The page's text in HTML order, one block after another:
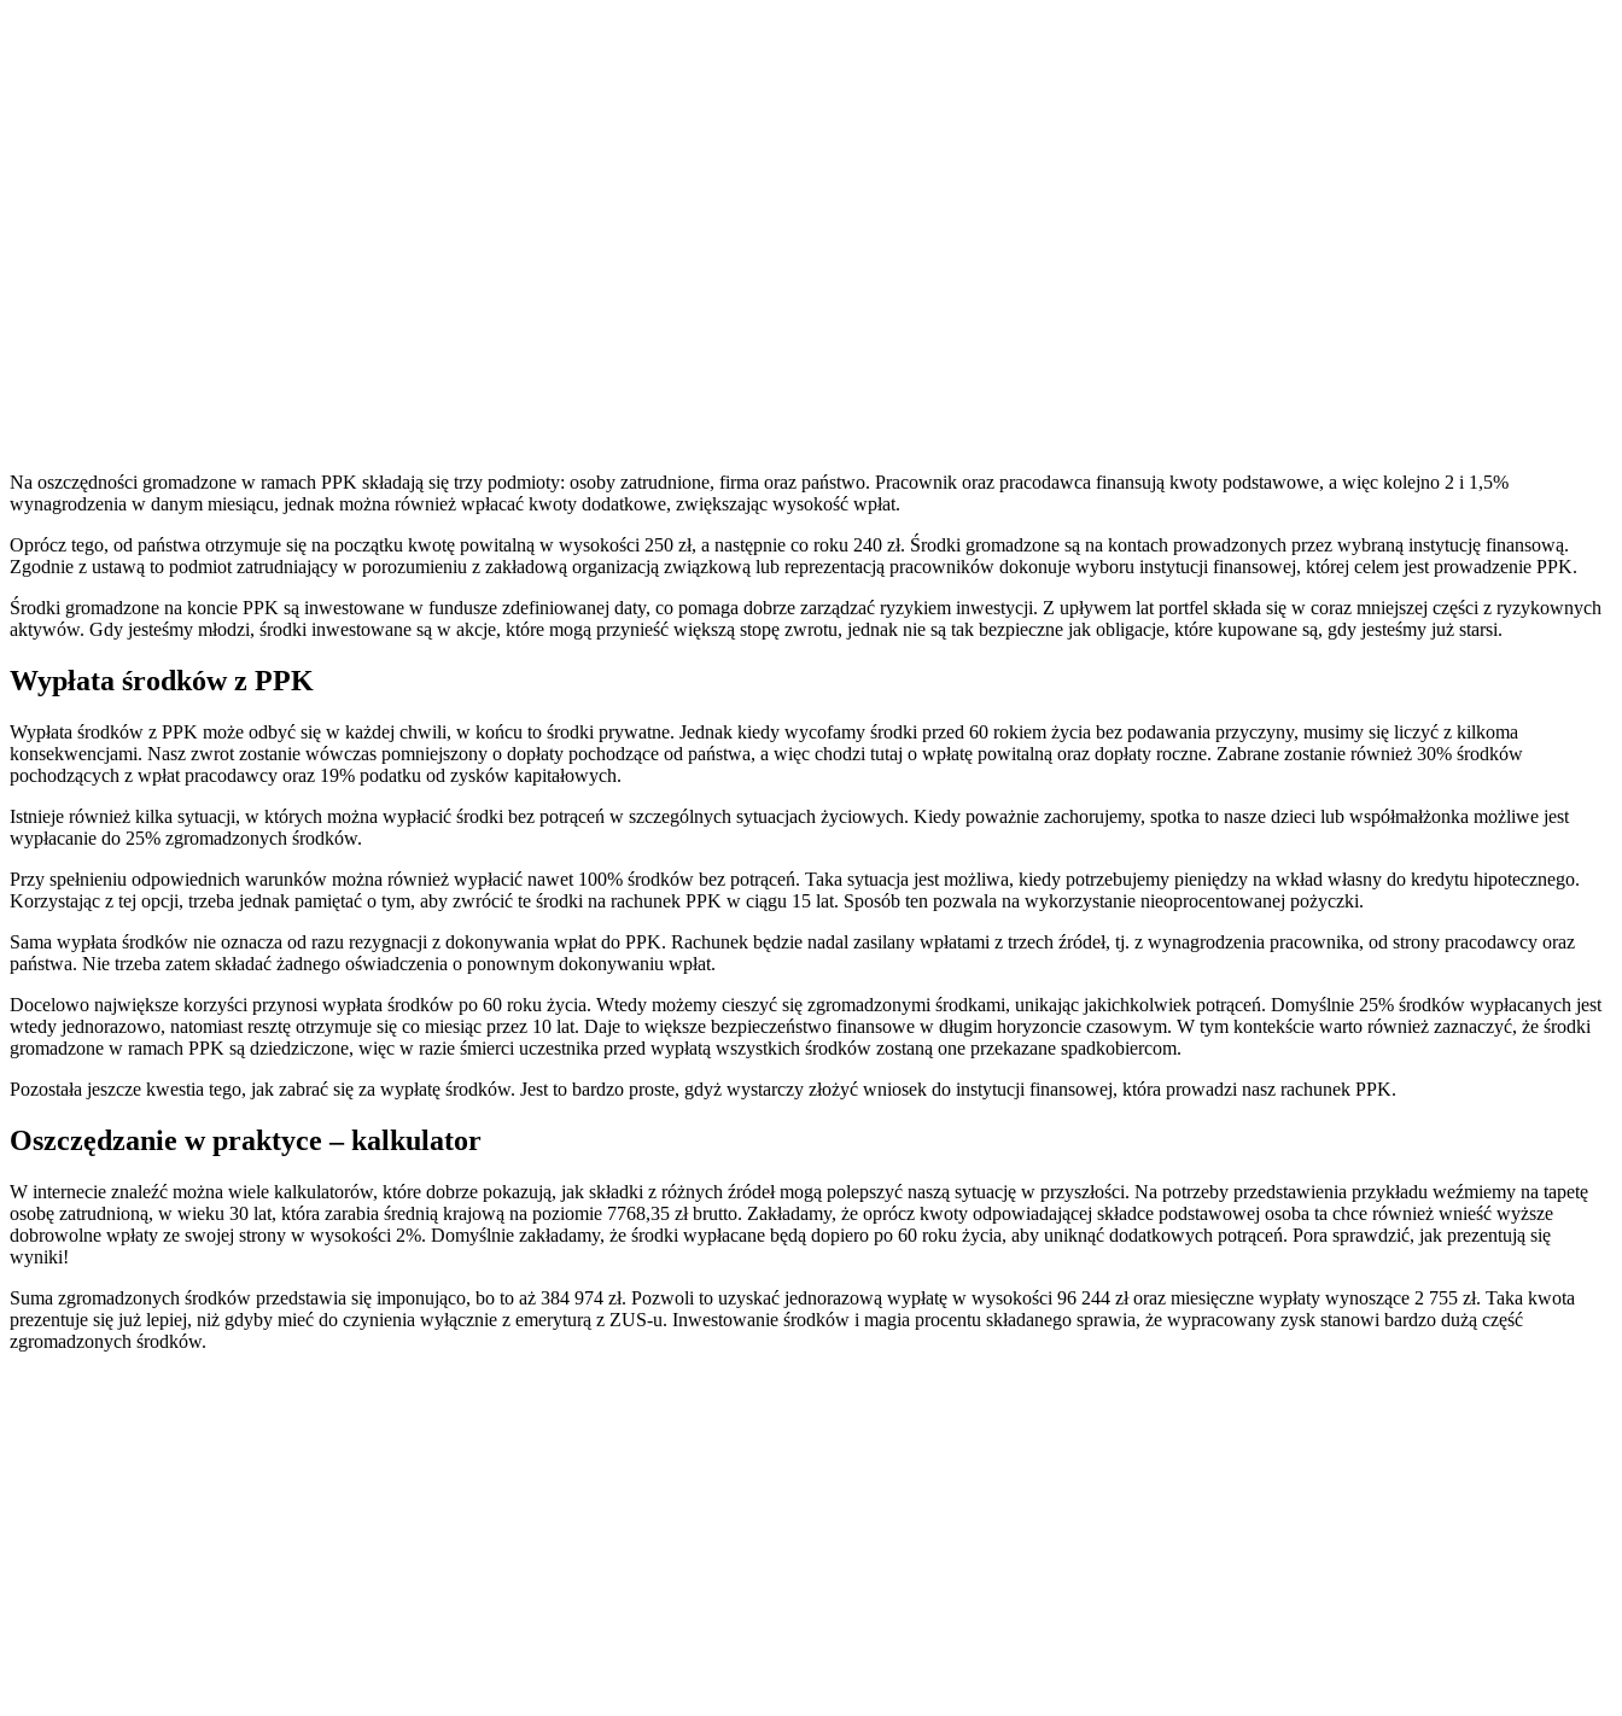
Na oszczędności gromadzone w ramach PPK składają się trzy podmioty: osoby zatrudnione, firma oraz państwo. Pracownik oraz pracodawca finansują kwoty podstawowe, a więc kolejno 2 i 1,5%
wynagrodzenia w danym miesiącu, jednak można również wpłacać kwoty dodatkowe, zwiększając wysokość wpłat.
Oprócz tego, od państwa otrzymuje się na początku kwotę powitalną w wysokości 250 zł, a następnie co roku 240 zł. Środki gromadzone są na kontach prowadzonych przez wybraną instytucję finansową.
Zgodnie z ustawą to podmiot zatrudniający w porozumieniu z zakładową organizacją związkową lub reprezentacją pracowników dokonuje wyboru instytucji finansowej, której celem jest prowadzenie PPK.
Środki gromadzone na koncie PPK są inwestowane w fundusze zdefiniowanej daty, co pomaga dobrze zarządzać ryzykiem inwestycji. Z upływem lat portfel składa się w coraz mniejszej części z ryzykownych
aktywów. Gdy jesteśmy młodzi, środki inwestowane są w akcje, które mogą przynieść większą stopę zwrotu, jednak nie są tak bezpieczne jak obligacje, które kupowane są, gdy jesteśmy już starsi.
Wypłata środków z PPK
Wypłata środków z PPK może odbyć się w każdej chwili, w końcu to środki prywatne. Jednak kiedy wycofamy środki przed 60 rokiem życia bez podawania przyczyny, musimy się liczyć z kilkoma
konsekwencjami. Nasz zwrot zostanie wówczas pomniejszony o dopłaty pochodzące od państwa, a więc chodzi tutaj o wpłatę powitalną oraz dopłaty roczne. Zabrane zostanie również 30% środków
pochodzących z wpłat pracodawcy oraz 19% podatku od zysków kapitałowych.
Istnieje również kilka sytuacji, w których można wypłacić środki bez potrąceń w szczególnych sytuacjach życiowych. Kiedy poważnie zachorujemy, spotka to nasze dzieci lub współmałżonka możliwe jest
wypłacanie do 25% zgromadzonych środków.
Przy spełnieniu odpowiednich warunków można również wypłacić nawet 100% środków bez potrąceń. Taka sytuacja jest możliwa, kiedy potrzebujemy pieniędzy na wkład własny do kredytu hipotecznego.
Korzystając z tej opcji, trzeba jednak pamiętać o tym, aby zwrócić te środki na rachunek PPK w ciągu 15 lat. Sposób ten pozwala na wykorzystanie nieoprocentowanej pożyczki.
Sama wypłata środków nie oznacza od razu rezygnacji z dokonywania wpłat do PPK. Rachunek będzie nadal zasilany wpłatami z trzech źródeł, tj. z wynagrodzenia pracownika, od strony pracodawcy oraz
państwa. Nie trzeba zatem składać żadnego oświadczenia o ponownym dokonywaniu wpłat.
Docelowo największe korzyści przynosi wypłata środków po 60 roku życia. Wtedy możemy cieszyć się zgromadzonymi środkami, unikając jakichkolwiek potrąceń. Domyślnie 25% środków wypłacanych jest
wtedy jednorazowo, natomiast resztę otrzymuje się co miesiąc przez 10 lat. Daje to większe bezpieczeństwo finansowe w długim horyzoncie czasowym. W tym kontekście warto również zaznaczyć, że środki
gromadzone w ramach PPK są dziedziczone, więc w razie śmierci uczestnika przed wypłatą wszystkich środków zostaną one przekazane spadkobiercom.
Pozostała jeszcze kwestia tego, jak zabrać się za wypłatę środków. Jest to bardzo proste, gdyż wystarczy złożyć wniosek do instytucji finansowej, która prowadzi nasz rachunek PPK.
Oszczędzanie w praktyce – kalkulator
W internecie znaleźć można wiele kalkulatorów, które dobrze pokazują, jak składki z różnych źródeł mogą polepszyć naszą sytuację w przyszłości. Na potrzeby przedstawienia przykładu weźmiemy na tapetę
osobę zatrudnioną, w wieku 30 lat, która zarabia średnią krajową na poziomie 7768,35 zł brutto. Zakładamy, że oprócz kwoty odpowiadającej składce podstawowej osoba ta chce również wnieść wyższe
dobrowolne wpłaty ze swojej strony w wysokości 2%. Domyślnie zakładamy, że środki wypłacane będą dopiero po 60 roku życia, aby uniknąć dodatkowych potrąceń. Pora sprawdzić, jak prezentują się
wyniki!
Suma zgromadzonych środków przedstawia się imponująco, bo to aż 384 974 zł. Pozwoli to uzyskać jednorazową wypłatę w wysokości 96 244 zł oraz miesięczne wypłaty wynoszące 2 755 zł. Taka kwota
prezentuje się już lepiej, niż gdyby mieć do czynienia wyłącznie z emeryturą z ZUS-u. Inwestowanie środków i magia procentu składanego sprawia, że wypracowany zysk stanowi bardzo dużą część
zgromadzonych środków.